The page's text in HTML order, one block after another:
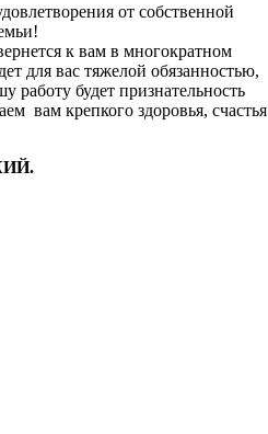
от собственной
к вам в многократном
для вас тяжелой обязанностью,
работу будет признательность
вам крепкого здоровья, счастья